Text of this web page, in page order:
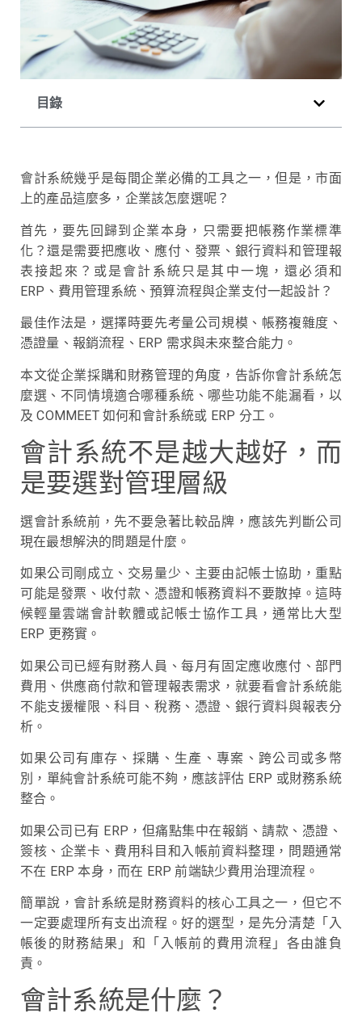
目錄
會計系統幾乎是每間企業必備的工具之一，但是，市面
上的產品這麼多，企業該怎麼選呢？
首先，要先回歸到企業本身，只需要把帳務作業標準
化？還是需要把應收、應付、發票、銀行資料和管理報
表接起來？或是會計系統只是其中一塊，還必須和
ERP、費用管理系統、預算流程與企業支付一起設計？
最佳作法是，選擇時要先考量公司規模、帳務複雜度、
憑證量、報銷流程、ERP 需求與未來整合能力。
本文從企業採購和財務管理的角度，告訴你會計系統怎
麼選、不同情境適合哪種系統、哪些功能不能漏看，以
及 COMMEET 如何和會計系統或 ERP 分工。
會計系統不是越大越好，而
是要選對管理層級
選會計系統前，先不要急著比較品牌，應該先判斷公司
現在最想解決的問題是什麼。
如果公司剛成立、交易量少、主要由記帳士協助，重點
可能是發票、收付款、憑證和帳務資料不要散掉。這時
候輕量雲端會計軟體或記帳士協作工具，通常比大型
ERP 更務實。
如果公司已經有財務人員、每月有固定應收應付、部門
費用、供應商付款和管理報表需求，就要看會計系統能
不能支援權限、科目、稅務、憑證、銀行資料與報表分
析。
如果公司有庫存、採購、生產、專案、跨公司或多幣
別，單純會計系統可能不夠，應該評估 ERP 或財務系統
整合。
如果公司已有 ERP，但痛點集中在報銷、請款、憑證、
簽核、企業卡、費用科目和入帳前資料整理，問題通常
不在 ERP 本身，而在 ERP 前端缺少費用治理流程。
簡單說，會計系統是財務資料的核心工具之一，但它不
一定要處理所有支出流程。好的選型，是先分清楚「入
帳後的財務結果」和「入帳前的費用流程」各由誰負
責。
會計系統是什麼？